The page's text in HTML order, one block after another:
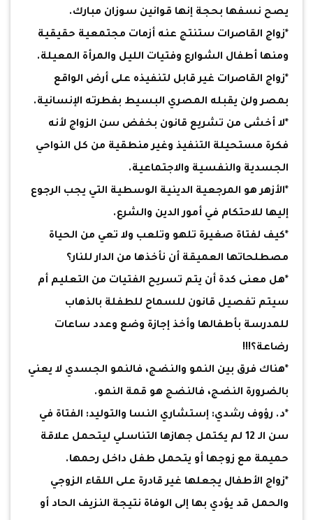
يصح نسفها بحجة إنها قوانين سوزان مبارك.
*زواج القاصرات ستنتج عنه أزمات مجتمعية حقيقية
ومنها أطفال الشوارع وفتيات الليل والمرأة المعيلة.
*زواج القاصرات غير قابل لتنفيذه على أرض الواقع
بمصر ولن يقبله المصري البسيط بفطرته الإنسانية.
*لا أخشى من تشريع قانون بخفض سن الزواج لأنه
فكرة مستحيلة التنفيذ وغير منطقية من كل النواحي
الجسدية والنفسية والاجتماعية.
*الأزهر هو المرجعية الدينية الوسطية التي يجب الرجوع
إليها للاحتكام في أمور الدين والشرع.
*كيف لفتاة صغيرة تلهو وتلعب ولا تعي من الحياة
مصطلحاتها العميقة أن نأخذها من الدار للنار؟
*هل معنى كدة أن يتم تسريح الفتيات من التعليم أم
سيتم تفصيل قانون للسماح للطفلة بالذهاب
للمدرسة بأطفالها وأخذ إجازة وضع وعدد ساعات
رضاعة؟!!!
*هناك فرق بين النمو والنضج، فالنمو الجسدي لا يعني
بالضرورة النضج، فالنضج هو قمة النمو.
*د. رؤوف رشدي: إستشاري النسا والتوليد: الفتاة في
سن الـ 12 لم يكتمل جهازها التناسلي ليتحمل علاقة
حميمة مع زوجها أو يتحمل طفل داخل رحمها.
*زواج الأطفال يجعلها غير قادرة على اللقاء الزوجي
والحمل قد يؤدي بها إلى الوفاة نتيجة النزيف الحاد أو